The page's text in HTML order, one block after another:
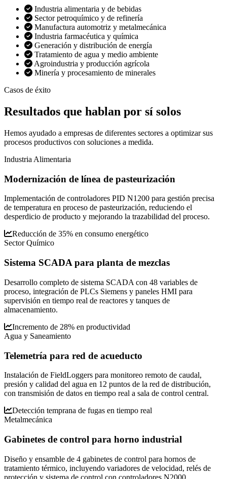
Industria alimentaria y de bebidas
Sector petroquímico y de refinería
Manufactura automotriz y metalmecánica
Industria farmacéutica y química
Generación y distribución de energía
Tratamiento de agua y medio ambiente
Agroindustria y producción agrícola
Minería y procesamiento de minerales
Casos de éxito
Resultados que hablan por sí solos
Hemos ayudado a empresas de diferentes sectores a optimizar sus
procesos productivos con soluciones a medida.
Industria Alimentaria
Modernización de línea de pasteurización
Implementación de controladores PID N1200 para gestión precisa
de temperatura en proceso de pasteurización, reduciendo el
desperdicio de producto y mejorando la trazabilidad del proceso.
Reducción de 35% en consumo energético
Sector Químico
Sistema SCADA para planta de mezclas
Desarrollo completo de sistema SCADA con 48 variables de
proceso, integración de PLCs Siemens y paneles HMI para
supervisión en tiempo real de reactores y tanques de
almacenamiento.
Incremento de 28% en productividad
Agua y Saneamiento
Telemetría para red de acueducto
Instalación de FieldLoggers para monitoreo remoto de caudal,
presión y calidad del agua en 12 puntos de la red de distribución,
con transmisión de datos en tiempo real a sala de control central.
Detección temprana de fugas en tiempo real
Metalmecánica
Gabinetes de control para horno industrial
Diseño y ensamble de 4 gabinetes de control para hornos de
tratamiento térmico, incluyendo variadores de velocidad, relés de
protección y sistema de control con controladores N2000.